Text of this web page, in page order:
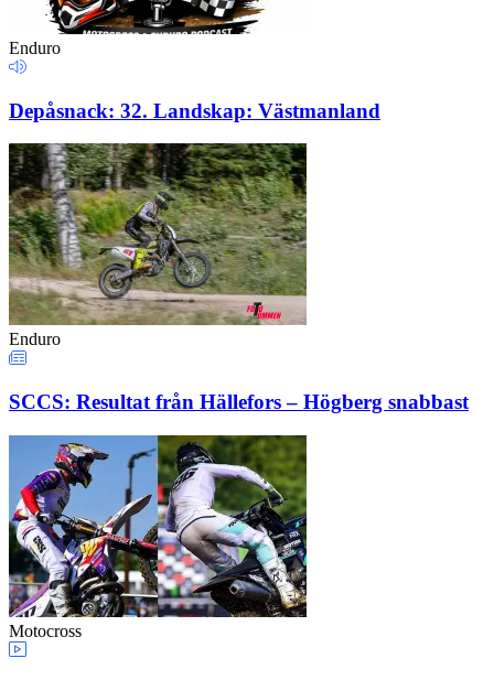
Enduro
Depåsnack: 32. Landskap: Västmanland
Enduro
SCCS: Resultat från Hällefors – Högberg snabbast
Motocross